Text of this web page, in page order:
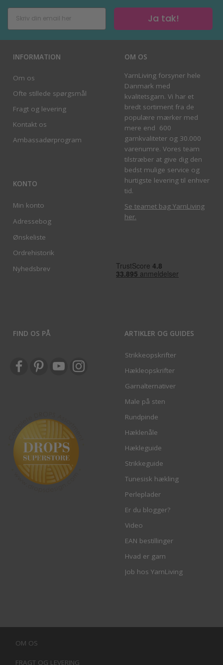
Ja tak!
INFORMATION
Om os
Ofte stillede spørgsmål
Fragt og levering
Kontakt os
Ambassadørprogram
KONTO
Min konto
Adressebog
Ønskeliste
Ordrehistorik
Nyhedsbrev
OM OS
YarnLiving forsyner hele
Danmark med
kvalitetsgarn. Vi har et
bredt sortiment fra de
populære mærker med
mere end 600
garnkvaliteter og 30.000
varenumre. Vores team
tilstræber at give dig den
bedst mulige service og
hurtigste levering til enhver
tid.
Se teamet bag YarnLiving
her.
FIND OS PÅ ARTIKLER OG GUIDES
Strikkeopskrifter
Hækleopskrifter
Garnalternativer
Male på sten
Rundpinde
Hæklenåle
Hækleguide
Strikkeguide
Tunesisk hækling
Perleplader
Er du blogger?
Video
EAN bestillinger
Hvad er garn
Job hos YarnLiving
OM OS
FRAGT OG LEVERING